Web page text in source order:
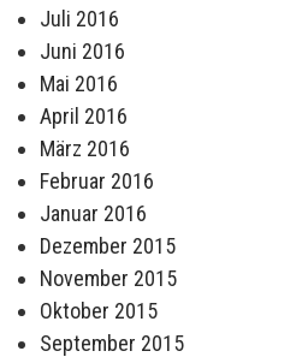
Juli 2016
Juni 2016
Mai 2016
April 2016
März 2016
Februar 2016
Januar 2016
Dezember 2015
November 2015
Oktober 2015
September 2015